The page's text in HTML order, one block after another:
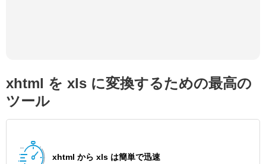
xhtml を xls に変換するための最高の
ツール
xhtml から xls は簡単で迅速